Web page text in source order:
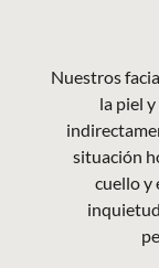
Nuestros
la piel
situación
cuello y